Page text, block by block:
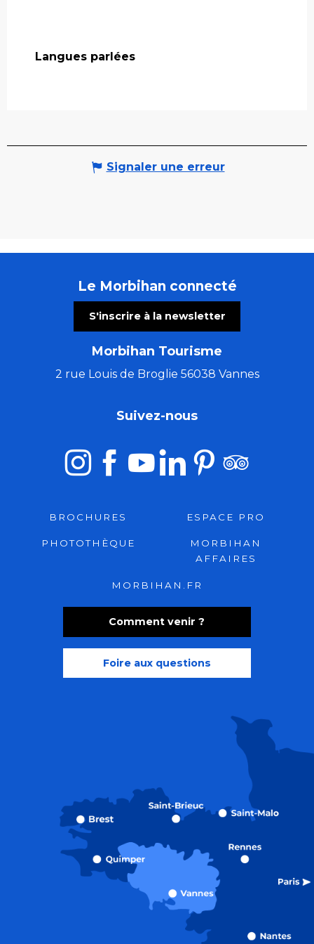
Langues parlées
Langues parlées
Signaler une erreur
Le Morbihan connecté
S'inscrire à la newsletter
Morbihan Tourisme
2 rue Louis de Broglie 56038 Vannes
Comment venir ?
Foire aux questions
Suivez-nous
BROCHURES ESPACE PRO
PHOTOTHÈQUE
MORBIHAN
AFFAIRES
MORBIHAN.FR